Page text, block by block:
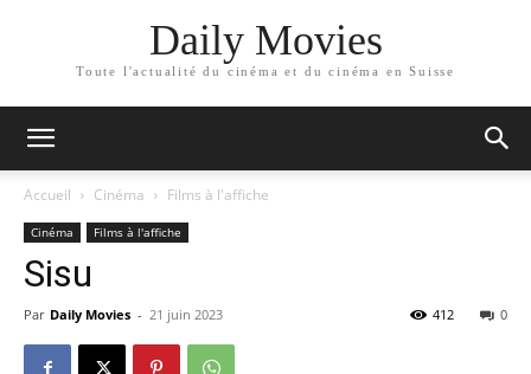
Daily Movies
Toute l'actualité du cinéma et du cinéma en Suisse
Accueil Cinéma Films à l'affiche
Cinéma Films à l'affiche
Sisu
Par Daily Movies - 21 juin 2023 0
412